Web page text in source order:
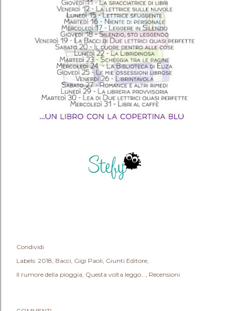
Condividi
Labels: 2018 Bacci Gigi Paoli Giunti Editore
Il rumore della pioggia Questa volta leggo... Recensioni